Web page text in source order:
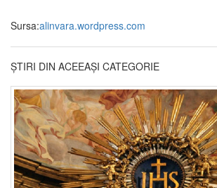
Sursa:alinvara.wordpress.com
ȘTIRI DIN ACEEAȘI CATEGORIE